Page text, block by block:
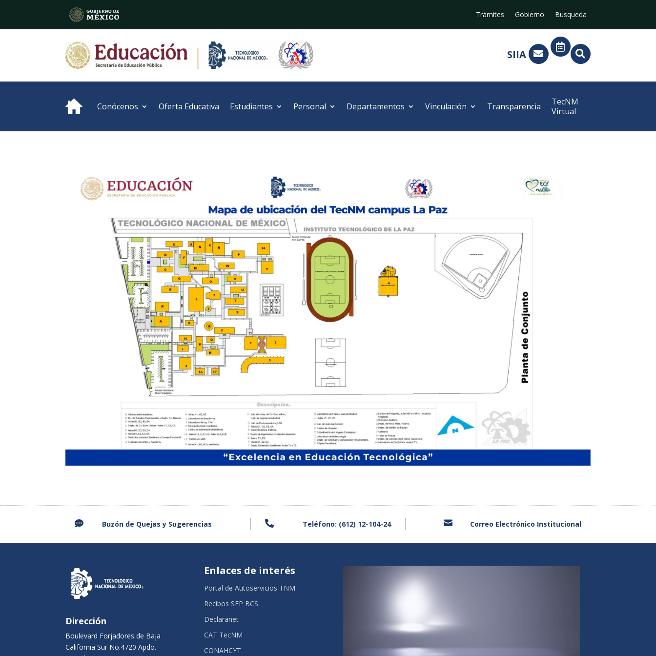
Trámites Gobierno Busqueda
SIIA 


Conócenos Oferta Educativa Estudiantes Personal Departamentos Vinculación Transparencia
TecNM
Virtual
 Buzón de Quejas y Sugerencias  Teléfono: (612) 12-104-24  Correo Electrónico Institucional
Dirección
Boulevard Forjadores de Baja
California Sur No.4720 Apdo.
Enlaces de interés
Portal de Autoservicios TNM
Recibos SEP BCS
Declaranet
CAT TecNM
CONAHCYT